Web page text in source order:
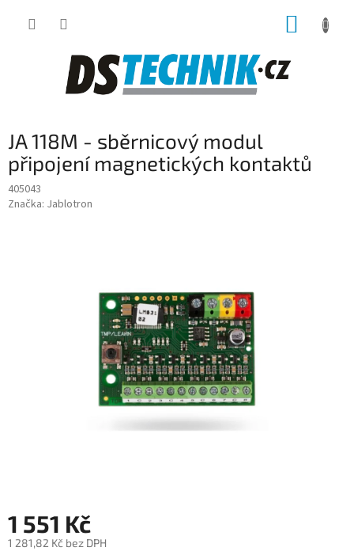
JA 118M - sběrnicový modul
připojení magnetických kontaktů
405043
Značka: Jablotron
1 551 Kč
1 281,82 Kč bez DPH